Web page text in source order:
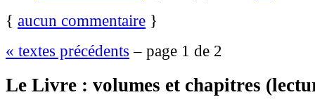
{ aucun commentaire }
« textes précédents – page 1 de 2
Le Livre : volumes et chapitres